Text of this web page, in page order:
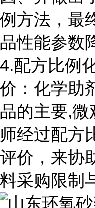
例方法，最
品性能参数
4.配方比例
价：化学助
品的主要,
师经过配方
评价，来协
料采购限制